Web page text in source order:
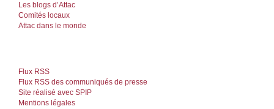
Les blogs d’Attac
Comités locaux
Attac dans le monde
Flux RSS
Flux RSS des communiqués de presse
Site réalisé avec SPIP
Mentions légales